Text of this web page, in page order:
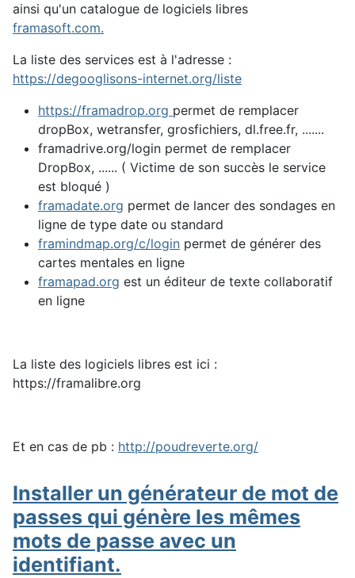
ainsi qu'un catalogue de logiciels libres
framasoft.com.
La liste des services est à l'adresse :
https://degooglisons-internet.org/liste
https://framadrop.org permet de remplacer
dropBox, wetransfer, grosfichiers, dl.free.fr, .......
framadrive.org/login permet de remplacer
DropBox, ...... ( Victime de son succès le service
est bloqué )
framadate.org permet de lancer des sondages en
ligne de type date ou standard
framindmap.org/c/login permet de générer des
cartes mentales en ligne
framapad.org est un éditeur de texte collaboratif
en ligne
La liste des logiciels libres est ici :
https://framalibre.org
Et en cas de pb : http://poudreverte.org/
Installer un générateur de mot de
passes qui génère les mêmes
mots de passe avec un
identifiant.